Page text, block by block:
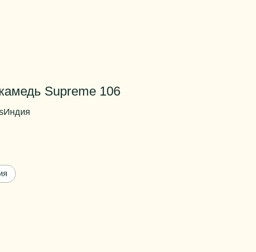
Supreme 106
Индия
состоянии